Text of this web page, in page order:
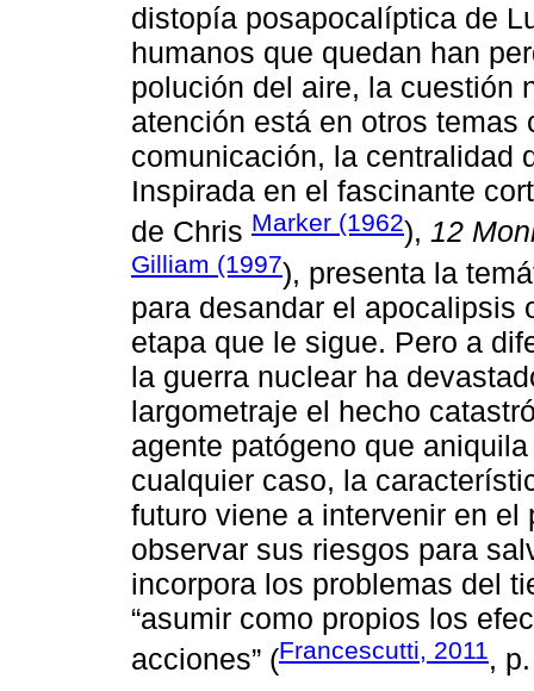
distopía posapocalíptica de
humanos que quedan han
polución del aire, la cuestión
atención está en otros
comunicación, la centralidad
Inspirada en el fascinante
de Chris Marker (1962), 12
Gilliam (1997), presenta la
para desandar el apocalipsis
etapa que le sigue. Pero a
la guerra nuclear ha
largometraje el hecho
agente patógeno que
cualquier caso, la
futuro viene a intervenir en
observar sus riesgos para
incorpora los problemas del
“asumir como propios los
acciones” (Francescutti, 2011,